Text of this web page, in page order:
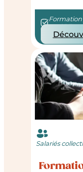
Formation
au CPF
Salariés